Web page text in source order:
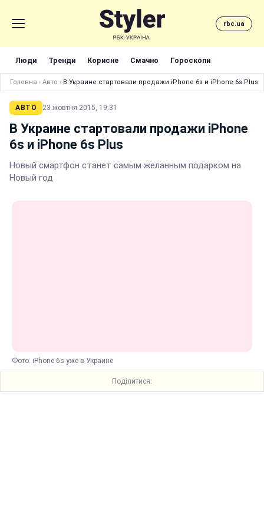
rbc.ua
Люди Тренди Корисне Смачно Гороскопи
Головна › Авто › В Украине стартовали продажи iPhone 6s и iPhone 6s Plus
АВТО 23 жовтня 2015, 19:31
В Украине стартовали продажи iPhone
6s и iPhone 6s Plus
Новый смартфон станет самым желанным подарком на
Новый год
Фото: iPhone 6s уже в Украине
Поділитися: